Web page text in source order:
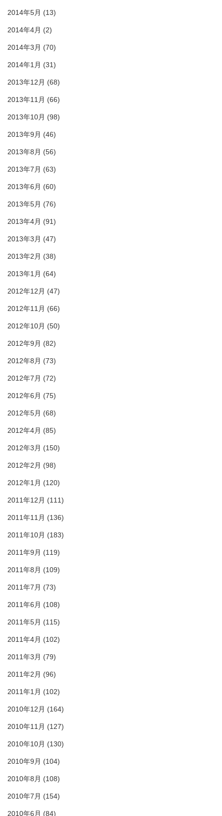
2014年5月 (13)
2014年4月 (2)
2014年3月 (70)
2014年1月 (31)
2013年12月 (68)
2013年11月 (66)
2013年10月 (98)
2013年9月 (46)
2013年8月 (56)
2013年7月 (63)
2013年6月 (60)
2013年5月 (76)
2013年4月 (91)
2013年3月 (47)
2013年2月 (38)
2013年1月 (64)
2012年12月 (47)
2012年11月 (66)
2012年10月 (50)
2012年9月 (82)
2012年8月 (73)
2012年7月 (72)
2012年6月 (75)
2012年5月 (68)
2012年4月 (85)
2012年3月 (150)
2012年2月 (98)
2012年1月 (120)
2011年12月 (111)
2011年11月 (136)
2011年10月 (183)
2011年9月 (119)
2011年8月 (109)
2011年7月 (73)
2011年6月 (108)
2011年5月 (115)
2011年4月 (102)
2011年3月 (79)
2011年2月 (96)
2011年1月 (102)
2010年12月 (164)
2010年11月 (127)
2010年10月 (130)
2010年9月 (104)
2010年8月 (108)
2010年7月 (154)
2010年6月 (84)